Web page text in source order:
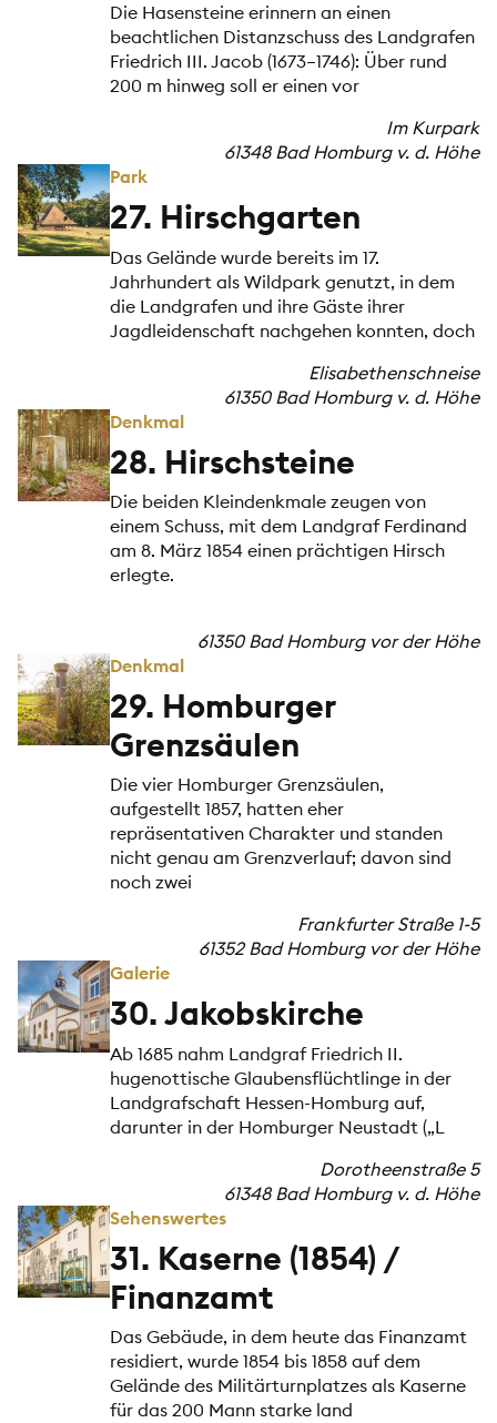
Die Hasensteine erinnern an einen
beachtlichen Distanzschuss des Landgrafen
Friedrich III. Jacob (1673–1746): Über rund
200 m hinweg soll er einen vor
Im Kurpark
61348 Bad Homburg v. d. Höhe
Park
27. Hirschgarten
Das Gelände wurde bereits im 17.
Jahrhundert als Wildpark genutzt, in dem
die Landgrafen und ihre Gäste ihrer
Jagdleidenschaft nachgehen konnten, doch
Elisabethenschneise
61350 Bad Homburg v. d. Höhe
Denkmal
28. Hirschsteine
Die beiden Kleindenkmale zeugen von
einem Schuss, mit dem Landgraf Ferdinand
am 8. März 1854 einen prächtigen Hirsch
erlegte.
61350 Bad Homburg vor der Höhe
Denkmal
29. Homburger
Grenzsäulen
Die vier Homburger Grenzsäulen,
aufgestellt 1857, hatten eher
repräsentativen Charakter und standen
nicht genau am Grenzverlauf; davon sind
noch zwei
Frankfurter Straße 1-5
61352 Bad Homburg vor der Höhe
Galerie
30. Jakobskirche
Ab 1685 nahm Landgraf Friedrich II.
hugenottische Glaubensflüchtlinge in der
Landgrafschaft Hessen-Homburg auf,
darunter in der Homburger Neustadt („L
Dorotheenstraße 5
61348 Bad Homburg v. d. Höhe
Sehenswertes
31. Kaserne (1854) /
Finanzamt
Das Gebäude, in dem heute das Finanzamt
residiert, wurde 1854 bis 1858 auf dem
Gelände des Militärturnplatzes als Kaserne
für das 200 Mann starke land